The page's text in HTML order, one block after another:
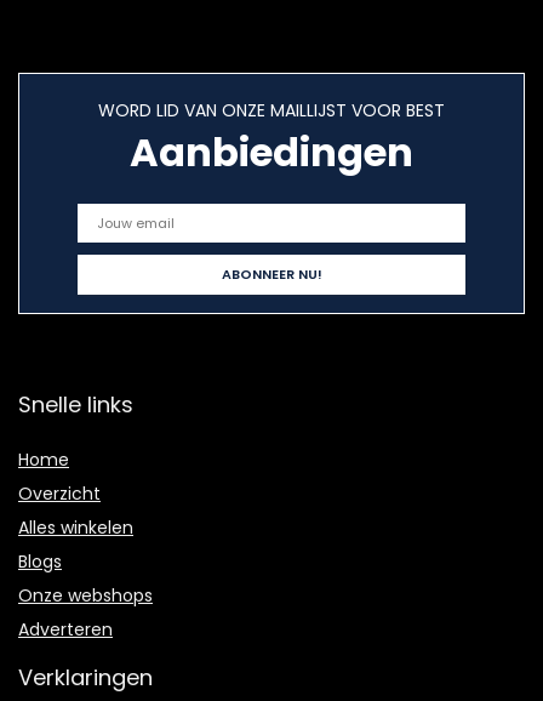
WORD LID VAN ONZE MAILLIJST VOOR BEST
Aanbiedingen
Snelle links
Home
Overzicht
Alles winkelen
Blogs
Onze webshops
Adverteren
Verklaringen